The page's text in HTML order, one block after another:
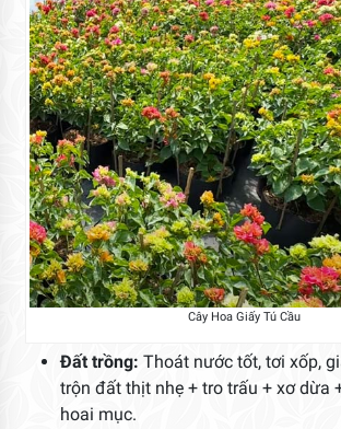
Cây Hoa Giấy Tú Cầu
Đất trồng: Thoát nước tốt, tơi xốp,
trộn đất thịt nhẹ + tro trấu + xơ dừa
hoai mục.